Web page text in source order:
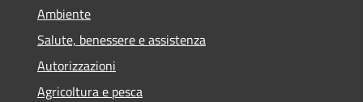
Ambiente
Salute, benessere e assistenza
Autorizzazioni
Agricoltura e pesca